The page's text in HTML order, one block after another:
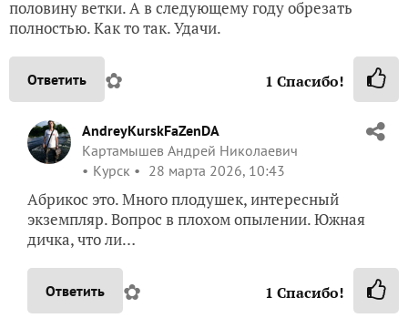
половину ветки. А в следующему году обрезать
полностью. Как то так. Удачи.
Ответить ✿ 1 Спасибо!
AndreyKurskFaZenDA
Картамышев Андрей Николаевич
Курск
28 марта 2026, 10:43
Абрикос это. Много плодушек, интересный
экземпляр. Вопрос в плохом опылении. Южная
дичка, что ли…
Ответить ✿ 1 Спасибо!